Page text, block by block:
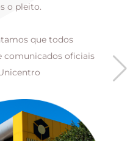
o pleito.
que todos
comunicados oficiais